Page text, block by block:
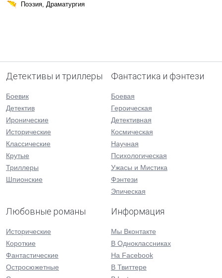
Поэзия, Драматургия
Детективы и триллеры
Боевик
Детектив
Иронические
Исторические
Классические
Крутые
Триллеры
Шпионские
Фантастика и фэнтези
Боевая
Героическая
Детективная
Космическая
Научная
Психологическая
Ужасы и Мистика
Фэнтези
Эпическая
Любовные романы
Исторические
Короткие
Фантастические
Остросюжетные
Информация
Мы Вконтакте
В Одноклассниках
На Facebook
В Твиттере